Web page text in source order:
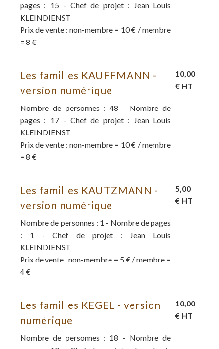
pages : 15 - Chef de projet : Jean Louis
KLEINDIENST
Prix de vente : non-membre = 10 € / membre
= 8 €
Les familles KAUFFMANN -
version numérique
Nombre de personnes : 48 - Nombre de
pages : 17 - Chef de projet : Jean Louis
KLEINDIENST
Prix de vente : non-membre = 10 € / membre
= 8 €
10,00
€ HT
Les familles KAUTZMANN -
version numérique
Nombre de personnes : 1 - Nombre de pages
: 1 - Chef de projet : Jean Louis
KLEINDIENST
Prix de vente : non-membre = 5 € / membre =
4 €
5,00
€ HT
Les familles KEGEL - version
numérique
Nombre de personnes : 18 - Nombre de
10,00
€ HT